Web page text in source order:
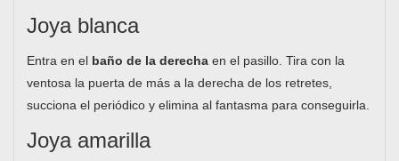
Joya blanca
Entra en el baño de la derecha en el pasillo. Tira con la
ventosa la puerta de más a la derecha de los retretes,
succiona el periódico y elimina al fantasma para conseguirla.
Joya amarilla